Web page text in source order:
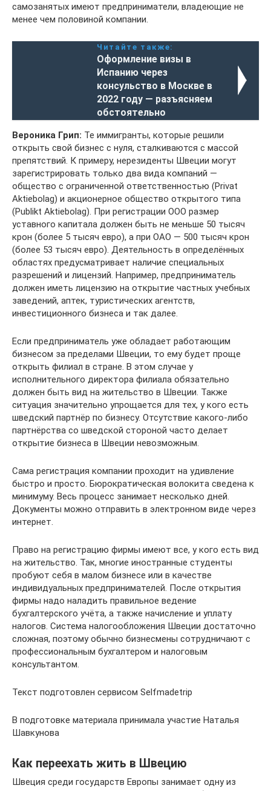
самозанятых имеют предприниматели, владеющие не
менее чем половиной компании.
Читайте также:
Оформление визы в
Испанию через
консульство в Москве в
2022 году — разъясняем
обстоятельно
Вероника Грип: Те иммигранты, которые решили
открыть свой бизнес с нуля, сталкиваются с массой
препятствий. К примеру, нерезиденты Швеции могут
зарегистрировать только два вида компаний —
общество с ограниченной ответственностью (Privat
Aktiebolag) и акционерное общество открытого типа
(Publikt Aktiebolag). При регистрации ООО размер
уставного капитала должен быть не меньше 50 тысяч
крон (более 5 тысяч евро), а при ОАО — 500 тысяч крон
(более 53 тысяч евро). Деятельность в определённых
областях предусматривает наличие специальных
разрешений и лицензий. Например, предприниматель
должен иметь лицензию на открытие частных учебных
заведений, аптек, туристических агентств,
инвестиционного бизнеса и так далее.
Если предприниматель уже обладает работающим
бизнесом за пределами Швеции, то ему будет проще
открыть филиал в стране. В этом случае у
исполнительного директора филиала обязательно
должен быть вид на жительство в Швеции. Также
ситуация значительно упрощается для тех, у кого есть
шведский партнёр по бизнесу. Отсутствие какого-либо
партнёрства со шведской стороной часто делает
открытие бизнеса в Швеции невозможным.
Сама регистрация компании проходит на удивление
быстро и просто. Бюрократическая волокита сведена к
минимуму. Весь процесс занимает несколько дней.
Документы можно отправить в электронном виде через
интернет.
Право на регистрацию фирмы имеют все, у кого есть вид
на жительство. Так, многие иностранные студенты
пробуют себя в малом бизнесе или в качестве
индивидуальных предпринимателей. После открытия
фирмы надо наладить правильное ведение
бухгалтерского учёта, а также начисление и уплату
налогов. Система налогообложения Швеции достаточно
сложная, поэтому обычно бизнесмены сотрудничают с
профессиональным бухгалтером и налоговым
консультантом.
Текст подготовлен сервисом Selfmadetrip
В подготовке материала принимала участие Наталья
Шавкунова
Как переехать жить в Швецию
Швеция среди государств Европы занимает одну из